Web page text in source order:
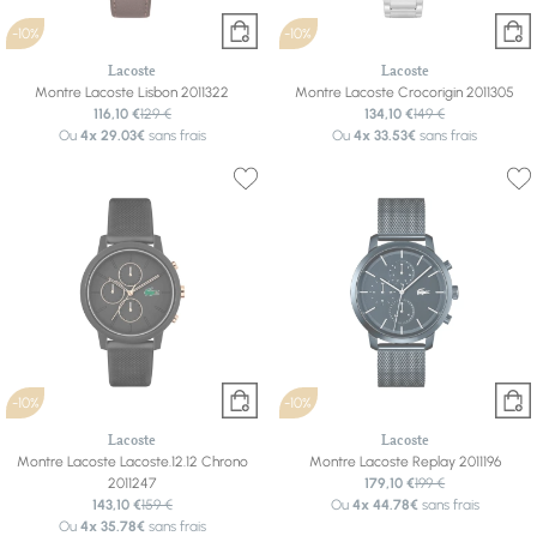
-10%
Lacoste
Montre Lacoste Lisbon 2011322
116,10 €129 €
Ou 4x 29.03€sans frais
-10%
Lacoste
Montre Lacoste Crocorigin 2011305
134,10 €149 €
Ou4x 33.53€ sans frais
-10%
Lacoste
Montre Lacoste Lacoste.12.12 Chrono
2011247
143,10 €159 €
Ou 4x 35.78€sans frais
-10%
Lacoste
Montre Lacoste Replay 2011196
179,10 €199 €
Ou 4x 44.78€sans frais